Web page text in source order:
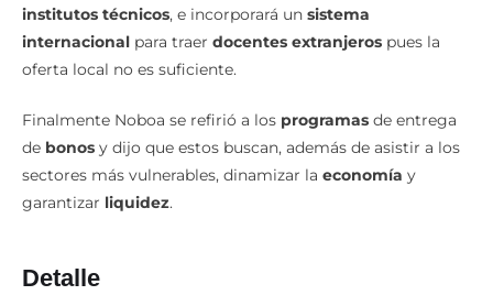
institutos técnicos, e incorporará un sistema
internacional para traer docentes extranjeros pues la
oferta local no es suficiente.
Finalmente Noboa se refirió a los programas de entrega
de bonos y dijo que estos buscan, además de asistir a los
sectores más vulnerables, dinamizar la economía y
garantizar liquidez.
Detalle